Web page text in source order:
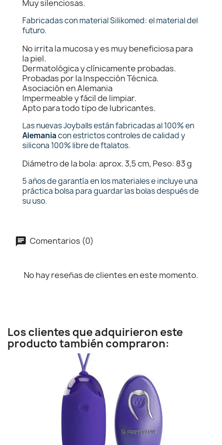
Muy silenciosas.
Fabricadas con material Silikomed: el material del
futuro.
No irrita la mucosa y es muy beneficiosa para
la piel.
Dermatológica y clínicamente probadas.
Probadas por la Inspección Técnica.
Asociación en Alemania
Impermeable y fácil de limpiar.
Apto para todo tipo de lubricantes.
Las nuevas Joyballs están fabricadas al 100% en
Alemaniacon estrictos controles de calidad y
silicona 100% libre de ftalatos.
Diámetro de la bola: aprox. 3,5 cm, Peso: 83 g
5 años de garantía en los materiales e incluye una
práctica bolsa para guardar las bolas después de
su uso.
Comentarios (0)
No hay reseñas de clientes en este momento.
Los clientes que adquirieron este
producto también compraron: